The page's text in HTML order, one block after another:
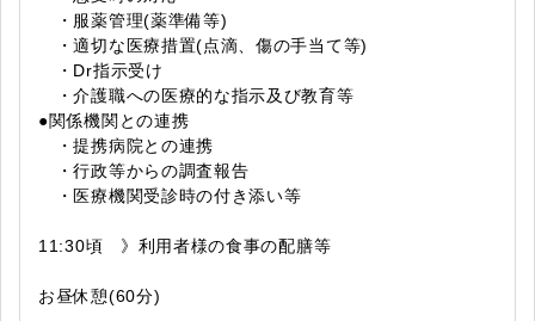
・服薬管理(薬準備等)
・適切な医療措置(点滴、傷の手当て等)
・Dr指示受け
・介護職への医療的な指示及び教育等
●関係機関との連携
・提携病院との連携
・行政等からの調査報告
・医療機関受診時の付き添い等
11:30頃 》利用者様の食事の配膳等
お昼休憩(60分)